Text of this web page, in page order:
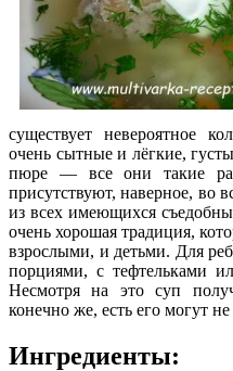
существует невероятное
очень сытные и лёгкие,
пюре — все они такие
присутствуют, наверное, во
из всех имеющихся
очень хорошая традиция,
взрослыми, и детьми. Для
порциями, с тефтельками
Несмотря на это суп
конечно же, есть его могут
Ингредиенты: